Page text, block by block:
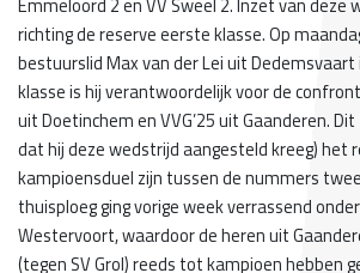
richting de reserve eerste klasse. Op
bestuurslid Max van der Lei uit
klasse is hij verantwoordelijk voor de
uit Doetinchem en VVG’25 uit Gaanderen.
dat hij deze wedstrijd aangesteld kreeg) het
kampioensduel zijn tussen de nummers
thuisploeg ging vorige week verrassend
Westervoort, waardoor de heren uit
(tegen SV Grol) reeds tot kampioen hebben